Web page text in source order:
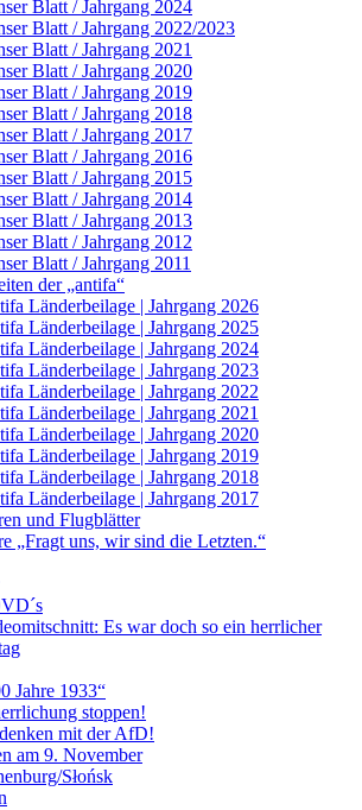
Blatt / Jahrgang 2024
Blatt / Jahrgang 2022/2023
Blatt / Jahrgang 2021
Blatt / Jahrgang 2020
Blatt / Jahrgang 2019
Blatt / Jahrgang 2018
Blatt / Jahrgang 2017
Blatt / Jahrgang 2016
Blatt / Jahrgang 2015
Blatt / Jahrgang 2014
Blatt / Jahrgang 2013
Blatt / Jahrgang 2012
Blatt / Jahrgang 2011
der „antifa“
Länderbeilage | Jahrgang 2026
Länderbeilage | Jahrgang 2025
Länderbeilage | Jahrgang 2024
Länderbeilage | Jahrgang 2023
Länderbeilage | Jahrgang 2022
Länderbeilage | Jahrgang 2021
Länderbeilage | Jahrgang 2020
Länderbeilage | Jahrgang 2019
Länderbeilage | Jahrgang 2018
Länderbeilage | Jahrgang 2017
und Flugblätter
„Fragt uns, wir sind die Letzten.“
Es war doch so ein herrlicher
Jahre 1933“
stoppen!
mit der AfD!
am 9. November
Słońsk